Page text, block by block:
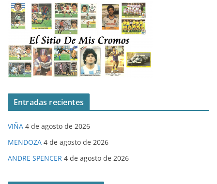
Entradas recientes
VIÑA 4 de agosto de 2026
MENDOZA 4 de agosto de 2026
ANDRE SPENCER 4 de agosto de 2026